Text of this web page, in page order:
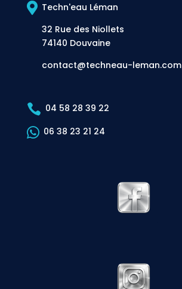
 Techn'eau Léman
32 Rue des Niollets
74140 Douvaine
contact@techneau-leman.com
 04 58 28 39 22
 06 38 23 21 24